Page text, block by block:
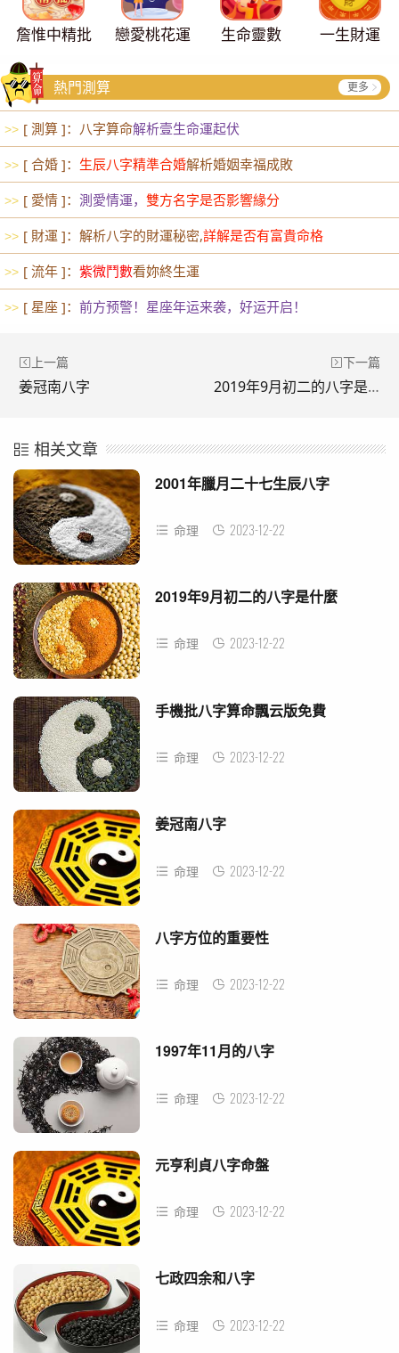
詹惟中精批 戀愛桃花運 生命靈數 一生財運
熱門測算 更多
>> [ 測算 ]：八字算命解析壹生命運起伏
>> [ 合婚 ]： 生辰八字精準合婚解析婚姻幸福成敗
>> [ 愛情 ]： 測愛情運， 雙方名字是否影響緣分
>> [ 財運 ]：解析八字的財運秘密,詳解是否有富貴命格
>> [ 流年 ]： 紫微鬥數看妳終生運
>> [ 星座 ]： 前方预警！星座年运来袭，好运开启！
上一篇
姜冠南八字
下一篇
2019年9月初二的八字是什麼
相关文章
2001年臘月二十七生辰八字
命理 2023-12-22
2019年9月初二的八字是什麼
命理 2023-12-22
手機批八字算命飄云版免費
命理 2023-12-22
姜冠南八字
命理 2023-12-22
八字方位的重要性
命理 2023-12-22
1997年11月的八字
命理 2023-12-22
元亨利貞八字命盤
命理 2023-12-22
七政四余和八字
命理 2023-12-22